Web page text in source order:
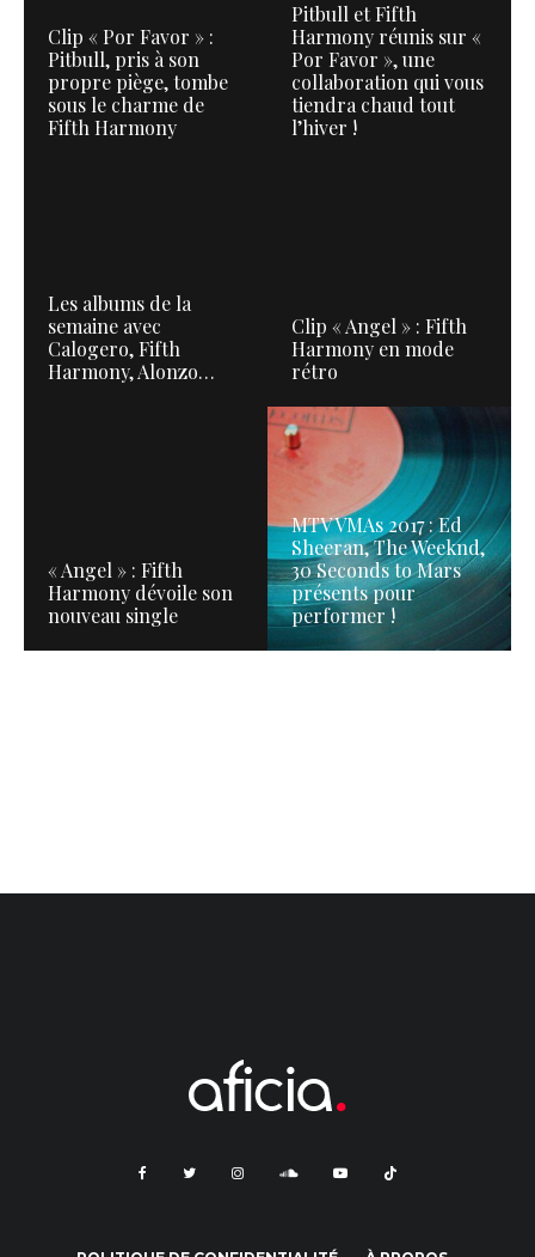
Clip « Por Favor » :
Pitbull, pris à son
propre piège, tombe
sous le charme de
Fifth Harmony
Pitbull et Fifth
Harmony réunis sur «
Por Favor », une
collaboration qui vous
tiendra chaud tout
l’hiver !
Les albums de la
semaine avec
Calogero, Fifth
Harmony, Alonzo…
Clip « Angel » : Fifth
Harmony en mode
rétro
« Angel » : Fifth
Harmony dévoile son
nouveau single
MTV VMAs 2017 : Ed
Sheeran, The Weeknd,
30 Seconds to Mars
présents pour
performer !